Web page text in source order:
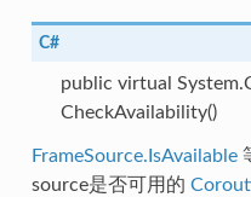
C#
public virtual
CheckAvailability()
FrameSource.IsAvailable
source是否可用的